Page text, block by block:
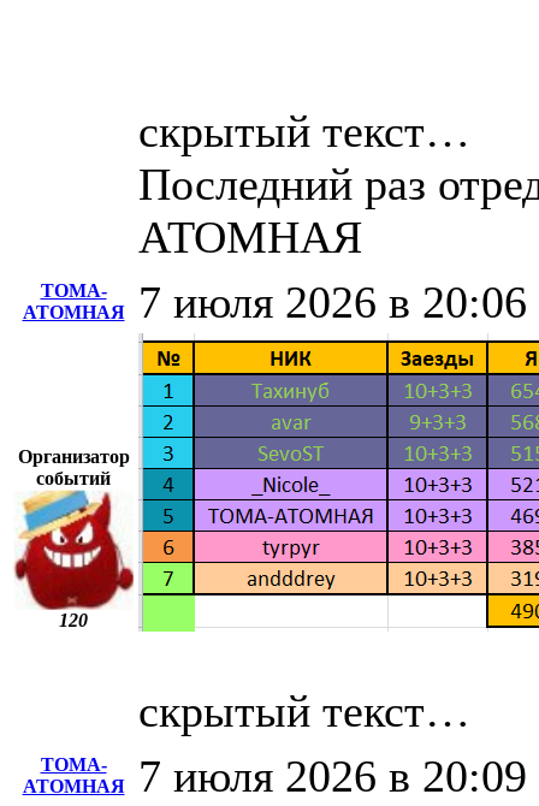
скрытый текст…
Последний раз
АТОМНАЯ
ТОМА-
АТОМНАЯ
7 июля 2026 в 20:06
Организатор
событий
120
скрытый текст…
ТОМА-
АТОМНАЯ
7 июля 2026 в 20:09